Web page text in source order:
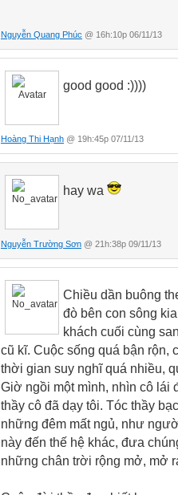
Nguyễn Quang Phúc @ 16h:10p 06/11/13
good good :))))
Hoàng Thi Hạnh @ 19h:45p 07/11/13
hay wa
Nguyễn Trường Sơn @ 21h:38p 09/11/13
Chiều dần buông
đò bên con sông
khách cuối cùng
cũ kĩ. Cuộc sống quá bận rộn,
thời gian suy nghĩ quá nhiều,
Giờ ngồi một mình, nhìn cô lái
thầy cô đã dạy tôi. Tóc thầy
những đêm mất ngủ, như
này đến thế hệ khác, đưa
những chân trời rộng mở, mở